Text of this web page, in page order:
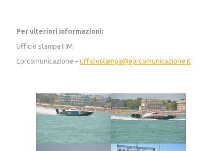
Per ulteriori informazioni:
Ufficio stampa FIM
Eprcomunicazione –ufficiostampa@eprcomunicazione.it